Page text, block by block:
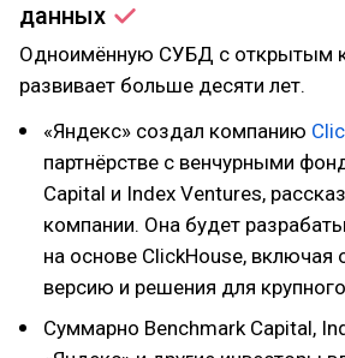
данных
Одноимённую СУБД с открытым
развивает больше десяти лет.
«Яндекс» создал компанию
партнёрстве с венчурными
Capital и Index Ventures,
компании. Она будет
на основе ClickHouse, включая
версию и решения для
Суммарно Benchmark Capital,